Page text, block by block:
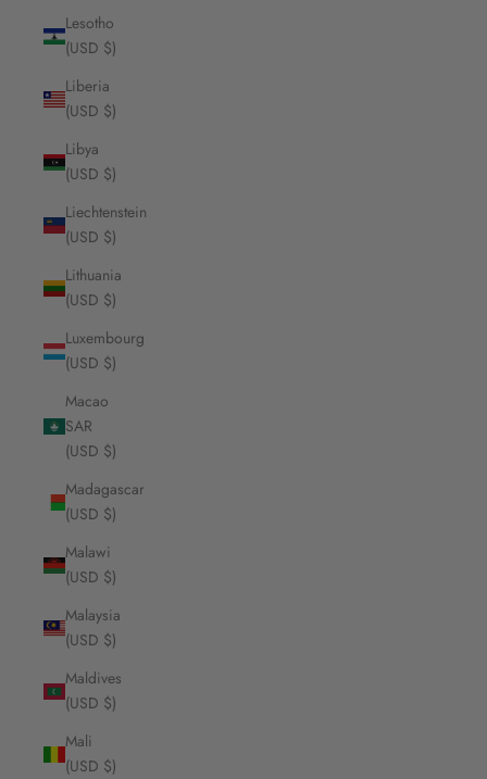
Lesotho
(USD $)
Liberia
(USD $)
Libya
(USD $)
Liechtenstein
(USD $)
Lithuania
(USD $)
Luxembourg
(USD $)
Macao
SAR
(USD $)
Madagascar
(USD $)
Malawi
(USD $)
Malaysia
(USD $)
Maldives
(USD $)
Mali
(USD $)